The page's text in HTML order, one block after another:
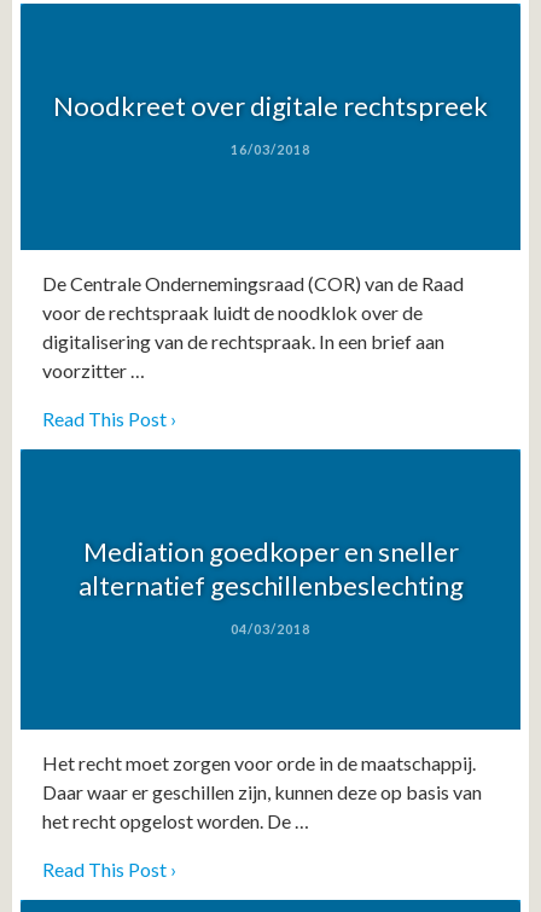
Noodkreet over digitale rechtspreek
16/03/2018
De Centrale Ondernemingsraad (COR) van de Raad
voor de rechtspraak luidt de noodklok over de
digitalisering van de rechtspraak. In een brief aan
voorzitter …
Read This Post ›
Mediation goedkoper en sneller
alternatief geschillenbeslechting
04/03/2018
Het recht moet zorgen voor orde in de maatschappij.
Daar waar er geschillen zijn, kunnen deze op basis van
het recht opgelost worden. De …
Read This Post ›